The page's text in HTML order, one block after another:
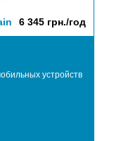
6 345 грн./год
устройств